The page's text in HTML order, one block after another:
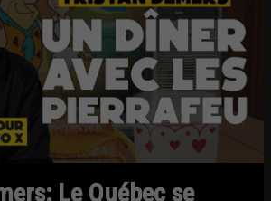
Le Québec se